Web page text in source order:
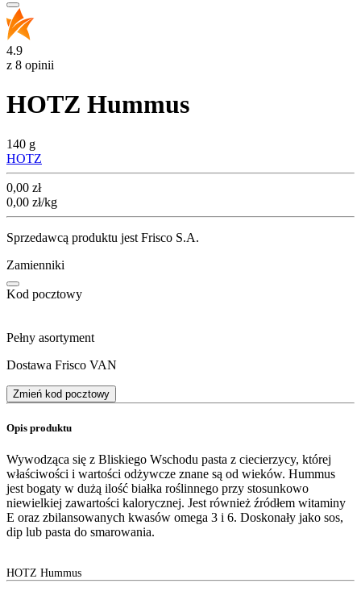
4.9
z 8 opinii
HOTZ Hummus
140 g
HOTZ
Cena
0,00 zł
0,00 zł/kg
Sprzedawcą produktu jest Frisco S.A.
Zamienniki
Kod pocztowy
Pełny asortyment
Dostawa Frisco VAN
Zmień kod pocztowy
Opis produktu
Wywodząca się z Bliskiego Wschodu pasta z ciecierzycy, której
właściwości i wartości odżywcze znane są od wieków. Hummus
jest bogaty w dużą ilość białka roślinnego przy stosunkowo
niewielkiej zawartości kalorycznej. Jest również źródłem witaminy
E oraz zbilansowanych kwasów omega 3 i 6. Doskonały jako sos,
dip lub pasta do smarowania.
HOTZ Hummus